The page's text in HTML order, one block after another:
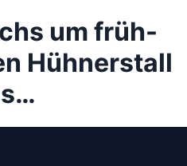
um früh-
Hühnerstall